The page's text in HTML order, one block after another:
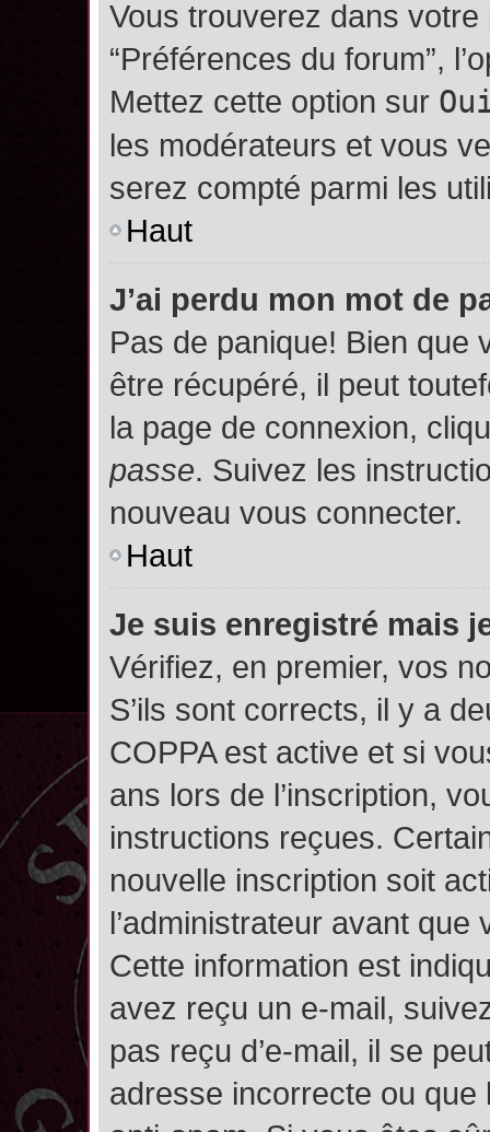
Vous trouverez dans votre
“Préférences du forum”,
Mettez cette option sur
les modérateurs et vous
serez compté parmi les
Haut
J’ai perdu mon mot de
Pas de panique! Bien que
être récupéré, il peut
la page de connexion,
passe. Suivez les
nouveau vous connecter.
Haut
Je suis enregistré mais
Vérifiez, en premier, vos
S’ils sont corrects, il y a
COPPA est active et si
ans lors de l’inscription,
instructions reçues.
nouvelle inscription soit
l’administrateur avant
Cette information est
avez reçu un e-mail,
pas reçu d’e-mail, il se
adresse incorrecte ou que